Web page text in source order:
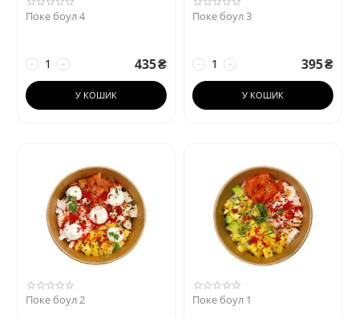
Поке боул 4
+
− 435₴
У КОШИК
Поке боул 3
+
− 395₴
У КОШИК
Поке боул 2 Поке боул 1